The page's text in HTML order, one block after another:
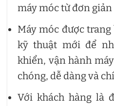
máy móc từ đơn giản
Máy móc được
kỹ thuật mới để
khiển, vận hành
chóng, dễ dàng và
Với khách hàng là